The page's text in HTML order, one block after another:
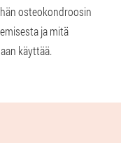
osteokondroosin
ja mitä
käyttää.